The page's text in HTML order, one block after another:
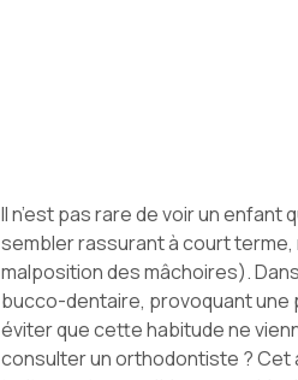
Il n’est pas rare de voir un
sembler rassurant à court terme,
malposition des mâchoires).
bucco-dentaire, provoquant une
éviter que cette habitude ne
consulter un orthodontiste ? Cet